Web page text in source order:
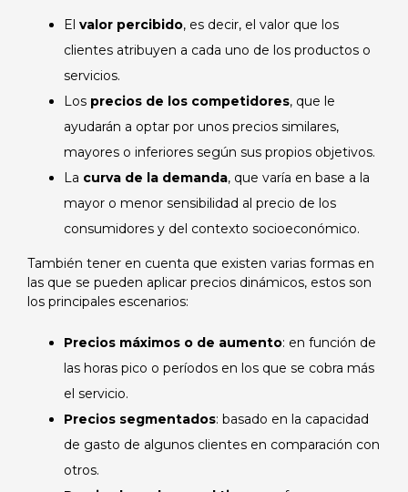
El valor percibido, es decir, el valor que los
clientes atribuyen a cada uno de los productos o
servicios.
Los precios de los competidores, que le
ayudarán a optar por unos precios similares,
mayores o inferiores según sus propios objetivos.
La curva de la demanda, que varía en base a la
mayor o menor sensibilidad al precio de los
consumidores y del contexto socioeconómico.
También tener en cuenta que existen varias formas en
las que se pueden aplicar precios dinámicos, estos son
los principales escenarios:
Precios máximos o de aumento: en función de
las horas pico o períodos en los que se cobra más
el servicio.
Precios segmentados: basado en la capacidad
de gasto de algunos clientes en comparación con
otros.